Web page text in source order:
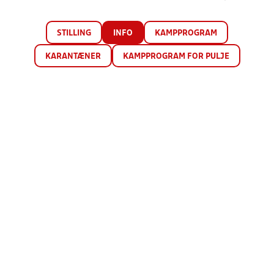
STILLING INFO KAMPPROGRAM
KARANTÆNER KAMPPROGRAM FOR PULJE